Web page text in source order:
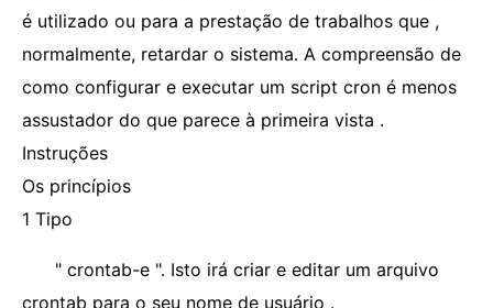
é utilizado ou para a prestação de trabalhos que ,
normalmente, retardar o sistema. A compreensão de
como configurar e executar um script cron é menos
assustador do que parece à primeira vista .
Instruções
Os princípios
1 Tipo
" crontab-e ". Isto irá criar e editar um arquivo
crontab para o seu nome de usuário .